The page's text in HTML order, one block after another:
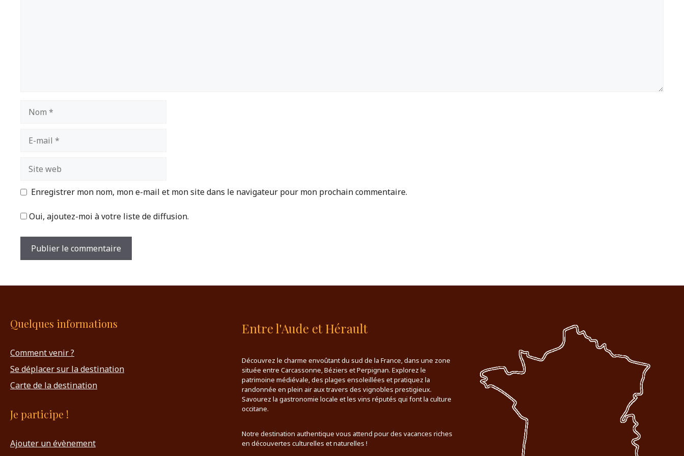
mail
web
Enregistrer mon nom, mon e-mail et mon site dans le navigateur pour mon prochain commentaire.
Oui, ajoutez-moi à votre liste de diffusion.
Quelques informations
Comment venir ?
Se déplacer sur la destination
Carte de la destination
Je participe !
Ajouter un évènement
Entre l'Aude et Hérault
Découvrez le charme envoûtant du sud de la France, dans une zone
située entre Carcassonne, Béziers et Perpignan. Explorez le
patrimoine médiévale, des plages ensoleillées et pratiquez la
randonnée en plein air aux travers des vignobles prestigieux.
Savourez la gastronomie locale et les vins réputés qui font la culture
occitane.
Notre destination authentique vous attend pour des vacances riches
en découvertes culturelles et naturelles !